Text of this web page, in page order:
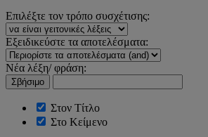
Επιλέξτε τον τρόπο συσχέτισης:
Εξειδικεύστε τα αποτελέσματα:
Νέα λέξη/ φράση:
Σβήσιμο
Στον Τίτλο
Στο Κείμενο